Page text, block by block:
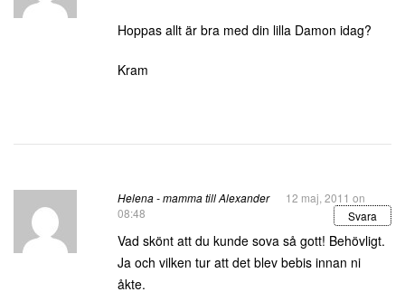
Hoppas allt är bra med din lilla Damon idag?
Kram
Helena - mamma till Alexander
12 maj, 2011 on
08:48
Svara
Vad skönt att du kunde sova så gott! Behövligt.
Ja och vilken tur att det blev bebis innan ni
åkte.